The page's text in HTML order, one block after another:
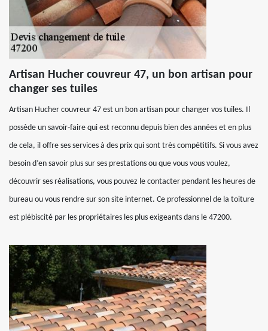
Artisan Hucher couvreur 47, un bon artisan pour
changer ses tuiles
Artisan Hucher couvreur 47 est un bon artisan pour changer vos tuiles. Il
possède un savoir-faire qui est reconnu depuis bien des années et en plus
de cela, il offre ses services à des prix qui sont très compétitifs. Si vous avez
besoin d’en savoir plus sur ses prestations ou que vous vous voulez,
découvrir ses réalisations, vous pouvez le contacter pendant les heures de
bureau ou vous rendre sur son site internet. Ce professionnel de la toiture
est plébiscité par les propriétaires les plus exigeants dans le 47200.